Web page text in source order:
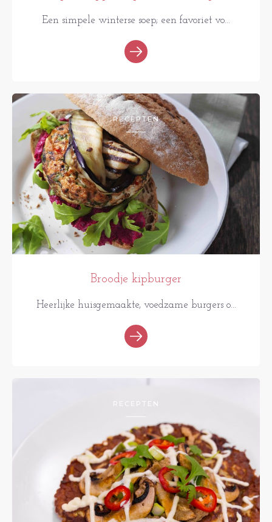
Een simpele winterse soep; een favoriet vo...
RECEPTEN
Broodje kipburger
Heerlijke huisgemaakte, voedzame burgers o...
RECEPTEN